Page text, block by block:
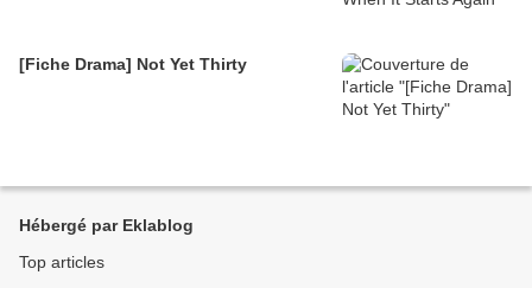
[Fiche Drama] Not Yet Thirty
Hébergé par Eklablog
Top articles